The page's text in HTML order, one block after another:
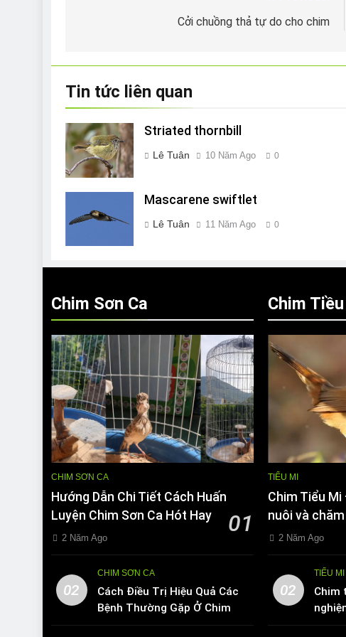
Cởi chuồng thả tự do cho chim
Tin tức liên quan
Striated thornbill
Lê Tuân 10 Năm Ago 0
Mascarene swiftlet
Lê Tuân 11 Năm Ago 0
Chim Sơn Ca
CHIM SƠN CA
Hướng Dẫn Chi Tiết Cách Huấn
Luyện Chim Sơn Ca Hót Hay
01
2 Năm Ago
02
CHIM SƠN CA
Cách Điều Trị Hiệu Quả Các
Bệnh Thường Gặp Ở Chim
Sơn Ca
Chim
TIỂU MI
Chim Tiểu
nuôi và
2 Năm Ago
02
TIỂU MI
Chim
biết